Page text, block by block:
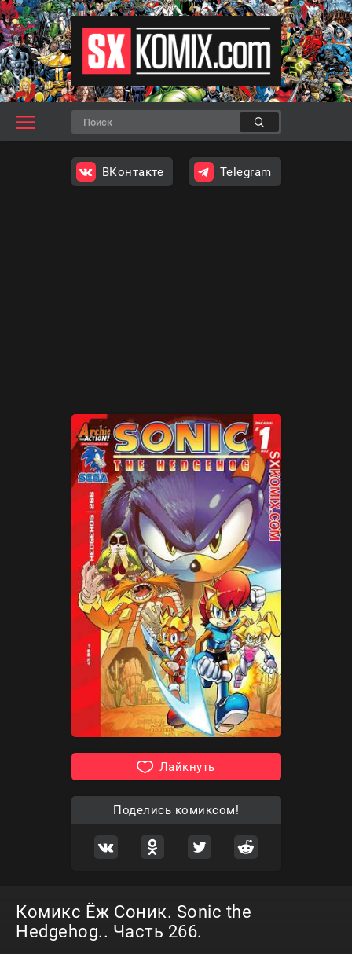
ВКонтакте Telegram
Лайкнуть
Поделись комиксом!
Комикс Ёж Соник. Sonic the
Hedgehog.. Часть 266.